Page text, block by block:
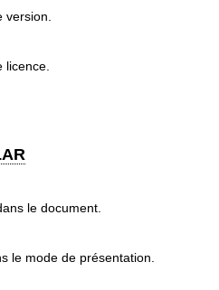
version.
licence.
le document.
le mode de présentation.